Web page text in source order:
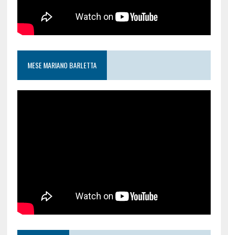
MESE MARIANO BARLETTA